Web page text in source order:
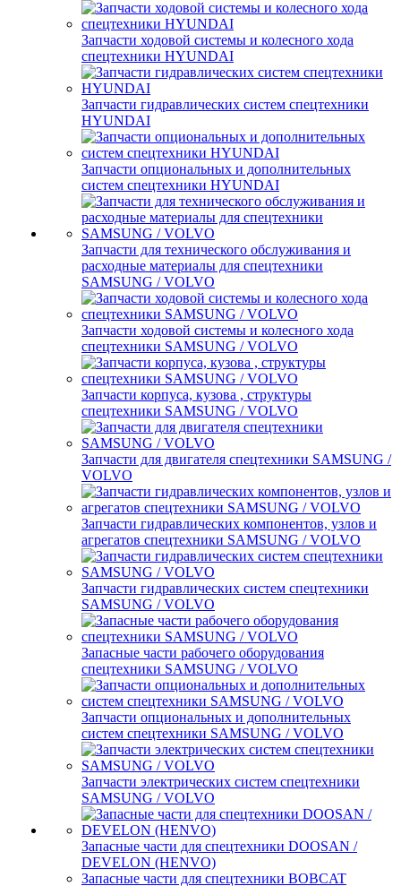
Запчасти ходовой системы и колесного хода
спецтехники HYUNDAI
Запчасти гидравлических систем спецтехники
HYUNDAI
Запчасти опциональных и дополнительных
систем спецтехники HYUNDAI
Запчасти для технического обслуживания и
расходные материалы для спецтехники
SAMSUNG / VOLVO
Запчасти ходовой системы и колесного хода
спецтехники SAMSUNG / VOLVO
Запчасти корпуса, кузова , структуры
спецтехники SAMSUNG / VOLVO
Запчасти для двигателя спецтехники SAMSUNG /
VOLVO
Запчасти гидравлических компонентов, узлов и
агрегатов спецтехники SAMSUNG / VOLVO
Запчасти гидравлических систем спецтехники
SAMSUNG / VOLVO
Запасные части рабочего оборудования
спецтехники SAMSUNG / VOLVO
Запчасти опциональных и дополнительных
систем спецтехники SAMSUNG / VOLVO
Запчасти электрических систем спецтехники
SAMSUNG / VOLVO
Запасные части для спецтехники DOOSAN /
DEVELON (HENVO)
Запасные части для спецтехники BOBCAT